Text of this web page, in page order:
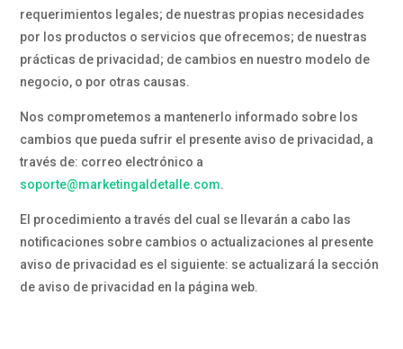
requerimientos legales; de nuestras propias necesidades
por los productos o servicios que ofrecemos; de nuestras
prácticas de privacidad; de cambios en nuestro modelo de
negocio, o por otras causas.
Nos comprometemos a mantenerlo informado sobre los
cambios que pueda sufrir el presente aviso de privacidad, a
través de: correo electrónico a
soporte@marketingaldetalle.com.
El procedimiento a través del cual se llevarán a cabo las
notificaciones sobre cambios o actualizaciones al presente
aviso de privacidad es el siguiente: se actualizará la sección
de aviso de privacidad en la página web.